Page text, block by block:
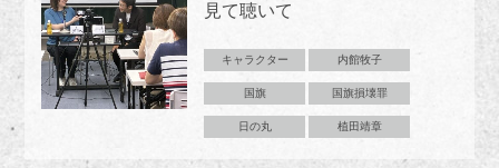
見て聴いて
キャラクター 内館牧子
国旗 国旗損壊罪
日の丸 植田靖章